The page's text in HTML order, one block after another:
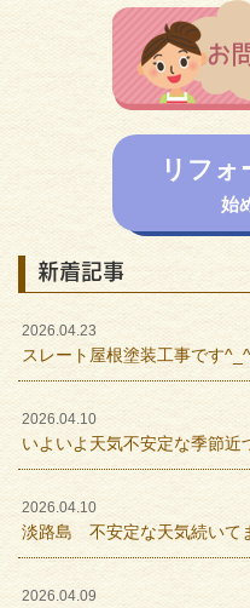
リフォ
始
新着記事
2026.04.23
スレート屋根塗装工事です^_^
2026.04.10
いよいよ天気不安定な季節近
2026.04.10
淡路島 不安定な天気続いて
2026.04.09